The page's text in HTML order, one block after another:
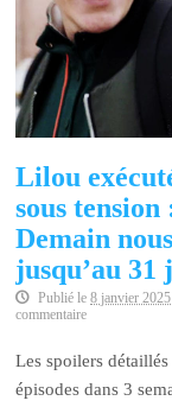
Lilou
sous
Demain
jusqu’au 31
Publié le8 janvier
commentaire
Les spoilers
épisodes dans 3